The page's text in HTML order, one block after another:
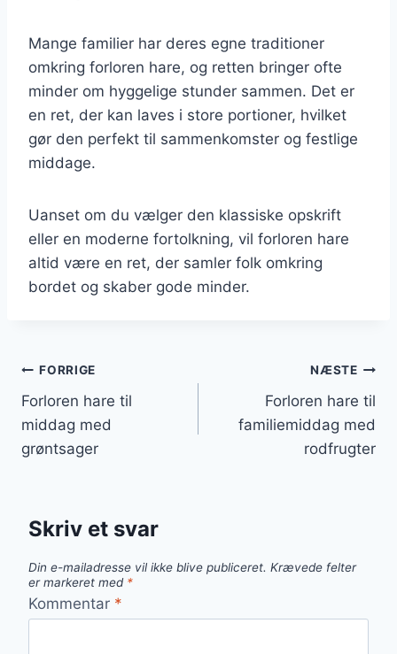
Mange familier har deres egne traditioner
omkring forloren hare, og retten bringer ofte
minder om hyggelige stunder sammen. Det er
en ret, der kan laves i store portioner, hvilket
gør den perfekt til sammenkomster og festlige
middage.
Uanset om du vælger den klassiske opskrift
eller en moderne fortolkning, vil forloren hare
altid være en ret, der samler folk omkring
bordet og skaber gode minder.
Indlægsnavigation
FORRIGE
Forloren hare til
middag med
grøntsager
NÆSTE
Forloren hare til
familiemiddag med
rodfrugter
Skriv et svar
Din e-mailadresse vil ikke blive publiceret. Krævede felter
er markeret med *
Kommentar *